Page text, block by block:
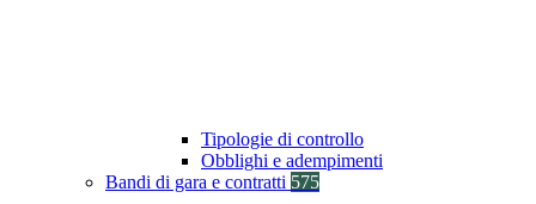
Tipologie di controllo
Obblighi e adempimenti
Bandi di gara e contratti 575